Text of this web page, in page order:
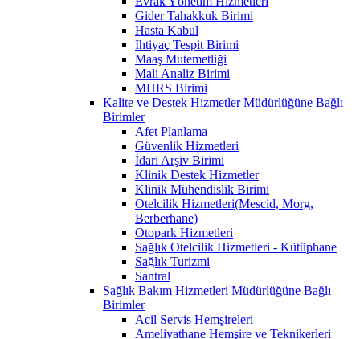
Gider Tahakkuk Birimi
Hasta Kabul
İhtiyaç Tespit Birimi
Maaş Mutemetliği
Mali Analiz Birimi
MHRS Birimi
Kalite ve Destek Hizmetler Müdürlüğüne Bağlı
Birimler
Afet Planlama
Güvenlik Hizmetleri
İdari Arşiv Birimi
Klinik Destek Hizmetler
Klinik Mühendislik Birimi
Otelcilik Hizmetleri(Mescid, Morg,
Berberhane)
Otopark Hizmetleri
Sağlık Otelcilik Hizmetleri - Kütüphane
Sağlık Turizmi
Santral
Sağlık Bakım Hizmetleri Müdürlüğüne Bağlı
Birimler
Acil Servis Hemşireleri
Ameliyathane Hemşire ve Teknikerleri